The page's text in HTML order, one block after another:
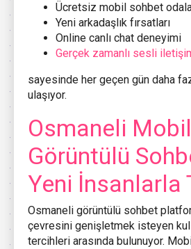
Ücretsiz mobil sohbet
Yeni arkadaşlık fırsatları
Online canlı chat deneyimi
Gerçek zamanlı sesli
sayesinde her geçen gün daha
ulaşıyor.
Osmaneli Mobil
Görüntülü
Yeni İnsanlarla
Osmaneli görüntülü sohbet
çevresini genişletmek isteyen
tercihleri arasında bulunuyor.